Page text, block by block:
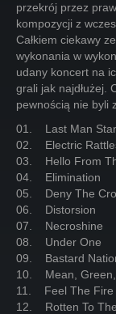
przekrój przez
kompozycji z
Całkiem ciekawy
wykonania w
udany koncert na
grali jak najdłużej.
pewnością nie byli
01. Last Man
02. Electric
03. Hello From
04. Elimination
05. Deny The
06. Distorsion
07. Necroshine
08. Under One
09. Bastard
10. Mean, Green,
11. Feel The Fire
12. Rotten To